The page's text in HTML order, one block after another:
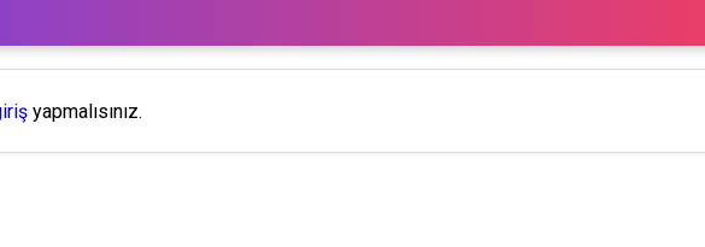
yapmalısınız.